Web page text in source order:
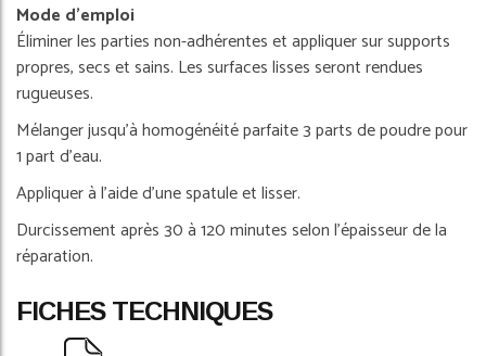
Mode d'emploi
Éliminer les parties non-adhérentes et appliquer sur supports
propres, secs et sains. Les surfaces lisses seront rendues
rugueuses.
Mélanger jusqu'à homogénéité parfaite 3 parts de poudre pour
1 part d'eau.
Appliquer à l'aide d'une spatule et lisser.
Durcissement après 30 à 120 minutes selon l'épaisseur de la
réparation.
FICHES TECHNIQUES